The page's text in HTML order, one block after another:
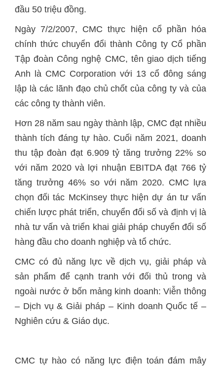
đầu 50 triệu đồng.
Ngày 7/2/2007, CMC thực hiện cổ phần hóa
chính thức chuyển đổi thành Công ty Cổ phần
Tập đoàn Công nghệ CMC, tên giao dịch tiếng
Anh là CMC Corporation với 13 cổ đông sáng
lập là các lãnh đạo chủ chốt của công ty và của
các công ty thành viên.
Hơn 28 năm sau ngày thành lập, CMC đạt nhiều
thành tích đáng tự hào. Cuối năm 2021, doanh
thu tập đoàn đạt 6.909 tỷ tăng trưởng 22% so
với năm 2020 và lợi nhuận EBITDA đạt 766 tỷ
tăng trưởng 46% so với năm 2020. CMC lựa
chọn đối tác McKinsey thực hiện dự án tư vấn
chiến lược phát triển, chuyển đổi số và định vị là
nhà tư vấn và triển khai giải pháp chuyển đổi số
hàng đầu cho doanh nghiệp và tổ chức.
CMC có đủ năng lực về dịch vụ, giải pháp và
sản phẩm để cạnh tranh với đối thủ trong và
ngoài nước ở bốn mảng kinh doanh: Viễn thông
– Dịch vụ & Giải pháp – Kinh doanh Quốc tế –
Nghiên cứu & Giáo dục.
CMC tự hào có năng lực điện toán đám mây